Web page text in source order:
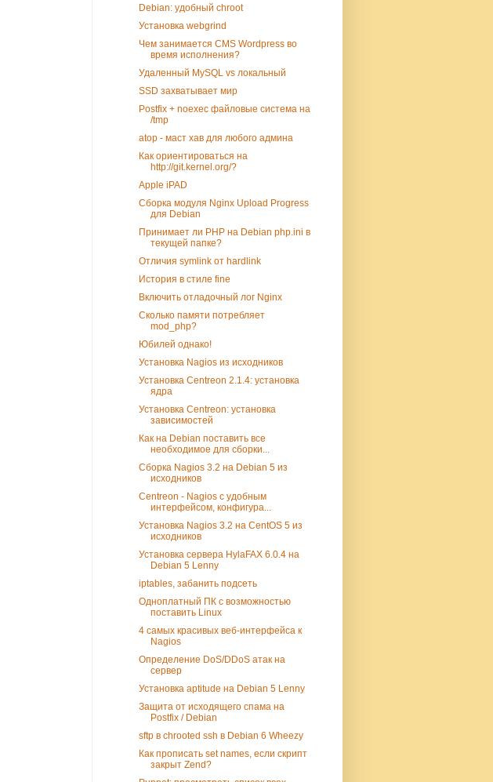
Debian: удобный chroot
Установка webgrind
Чем занимается CMS Wordpress во
время исполнения?
Удаленный MySQL vs локальный
SSD захватывает мир
Postfix + noexec файловые система на
/tmp
atop - маст хав для любого админа
Как ориентироваться на
http://git.kernel.org/?
Apple iPAD
Сборка модуля Nginx Upload Progress
для Debian
Принимает ли PHP на Debian php.ini в
текущей папке?
Отличия symlink от hardlink
История в стиле fine
Включить отладочный лог Nginx
Сколько памяти потребляет
mod_php?
Юбилей однако!
Установка Nagios из исходников
Установка Centreon 2.1.4: установка
ядра
Установка Centreon: установка
зависимостей
Как на Debian поставить все
необходимое для сборки...
Сборка Nagios 3.2 на Debian 5 из
исходников
Centreon - Nagios с удобным
интерфейсом, конфигура...
Установка Nagios 3.2 на CentOS 5 из
исходников
Установка сервера HylaFAX 6.0.4 на
Debian 5 Lenny
iptables, забанить подсеть
Одноплатный ПК с возможностью
поставить Linux
4 самых красивых веб-интерфейса к
Nagios
Определение DoS/DDoS атак на
сервер
Установка aptitude на Debian 5 Lenny
Защита от исходящего спама на
Postfix / Debian
sftp в chrooted ssh в Debian 6 Wheezy
Как прописать set names, если скрипт
закрыт Zend?